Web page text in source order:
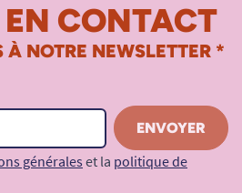
EN CONTACT
NOTRE NEWSLETTER *
généraleset la politique de